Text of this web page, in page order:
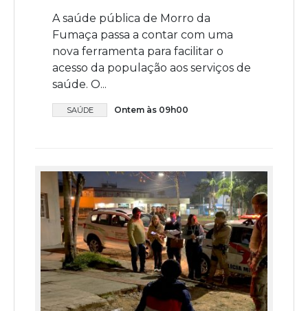
A saúde pública de Morro da
Fumaça passa a contar com uma
nova ferramenta para facilitar o
acesso da população aos serviços de
saúde. O...
SAÚDE Ontem às 09h00